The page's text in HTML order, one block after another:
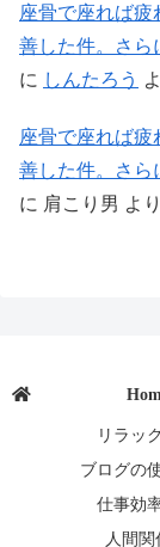
座骨で座れば
善した件。さ
に しんたろう
座骨で座れば
善した件。さ
に 肩こり男 より
リラッ
ブログの
仕事効
人間関